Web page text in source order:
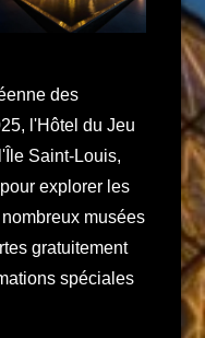
des
l'Hôtel du Jeu
Saint-Louis,
explorer les
musées
gratuitement
spéciales